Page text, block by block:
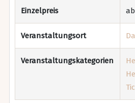
Einzelpreis
Veranstaltungsort
Veranstaltungskategorien